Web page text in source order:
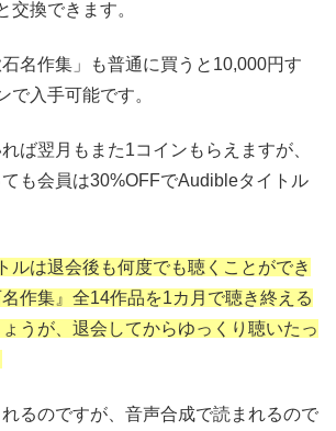
交換できます。
名作集」も普通に買うと10,000円す
で入手可能です。
ば翌月もまた1コインもらえますが、
も会員は30%OFFでAudibleタイトル
ルは退会後も何度でも聴くことができ
作集』全14作品を1カ月で聴き終える
うが、退会してからゆっくり聴いたっ
るのですが、音声合成で読まれるので